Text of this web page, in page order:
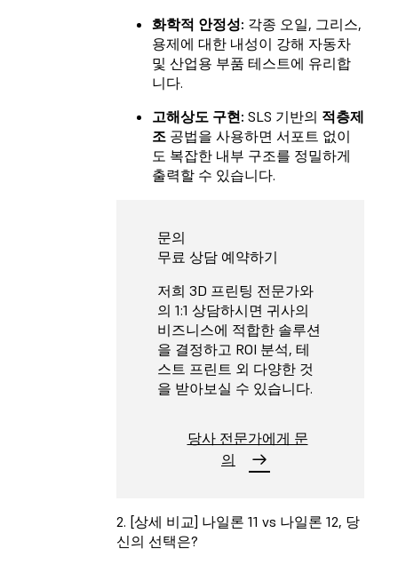
화학적 안정성: 각종 오일, 그리스,
용제에 대한 내성이 강해 자동차
및 산업용 부품 테스트에 유리합
니다.
고해상도 구현: SLS 기반의 적층제
조 공법을 사용하면 서포트 없이
도 복잡한 내부 구조를 정밀하게
출력할 수 있습니다.
문의
무료 상담 예약하기
저희 3D 프린팅 전문가와
의 1:1 상담하시면 귀사의
비즈니스에 적합한 솔루션
을 결정하고 ROI 분석, 테
스트 프린트 외 다양한 것
을 받아보실 수 있습니다.
당사 전문가에게 문
의
2. [상세 비교] 나일론 11 vs 나일론 12, 당
신의 선택은?